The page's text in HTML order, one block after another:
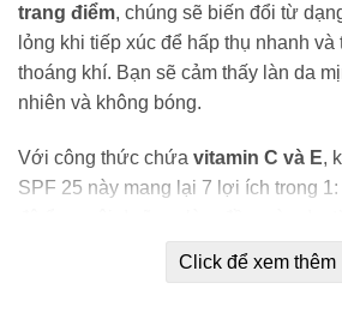
trang điểm, chúng sẽ biến đổi từ
lỏng khi tiếp xúc để hấp thụ nhanh và
thoáng khí. Bạn sẽ cảm thấy làn da
nhiên và không bóng.
Với công thức chứa vitamin C và E,
SPF 25 này mang lại 7 lợi ích trong
sáng, làm mịn rõ rệt nếp nhăn, thu
phục hồi độ săn chắc và giảm rõ rệt
Click để xem thêm